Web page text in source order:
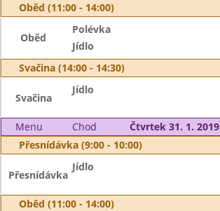
Oběd (11:00 - 14:00)
Oběd
Polévka
Jídlo
Svačina (14:00 - 14:30)
Svačina
Jídlo
Menu Chod
Čtvrtek 31. 1. 2019
Přesnídávka (9:00 - 10:00)
Přesnídávka
Jídlo
Oběd (11:00 - 14:00)